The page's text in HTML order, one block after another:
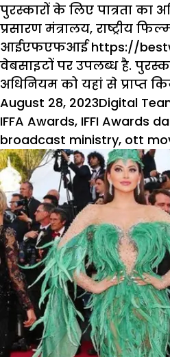
पुरस्कारों के लिए पात्रता
प्रसारण मंत्रालय, राष्ट्रीय
आईएफएफआई https://
वेबसाइटों पर उपलब्ध है.
अधिनियम को यहां से प्राप्त
Posted
on
August 28, 2023Author
Digital
IFFA Awards, IFFI Awards
broadcast ministry, ott